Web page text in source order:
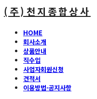
(주)천지종합상사
HOME
회사소개
상품안내
직수입
사업자회원신청
견적서
이용방법·공지사항